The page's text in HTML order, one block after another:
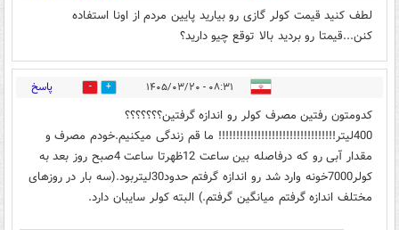
لطف کنید قیمت کولر گازی رو بیارید پایین مردم از اونا استفاده
کنن...قیمتا رو بردید بالا توقع چیو دارید؟
۰۸:۳۱ - ۱۴۰۵/۰۳/۲۰ 3 پاسخ
کدومتون رفتین مصرف کولر رو اندازه گرفتین؟؟؟؟؟؟؟
400لیتر!!!!!!!!!!!!!!!!!!!!!!!!!!!!!!!!! ما قم زندگی میکنیم.خودم مصرف و
مقدار آبی رو که درفاصله بین ساعت 12ظهرتا ساعت 4صبح روز بعد به
کولر7000خونه وارد شد رو اندازه گرفتم حدود30لیتربود.(سه بار در روزهای
مختلف اندازه گرفتم میانگین گرفتم.) البته کولر سایبان دارد.